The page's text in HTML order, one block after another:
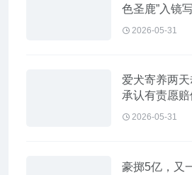
色圣鹿”入镜
2026-05-31
爱犬寄养两天
承认有责愿赔
2026-05-31
豪掷5亿，又